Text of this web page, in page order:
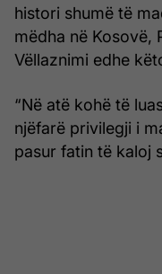
histori shumë të
mëdha në Kosovë,
Vëllaznimi edhe
“Në atë kohë të
njëfarë privilegji i
pasur fatin të kaloj